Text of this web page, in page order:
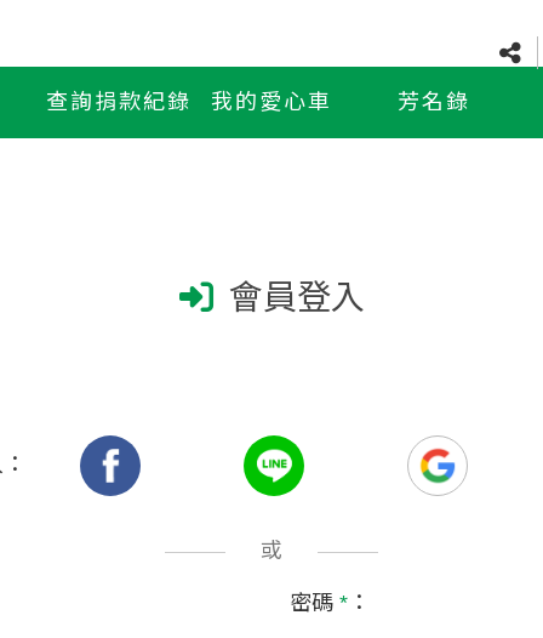
查詢捐款紀錄 我的愛心車 芳名錄
會員登入
或
密碼 * ：